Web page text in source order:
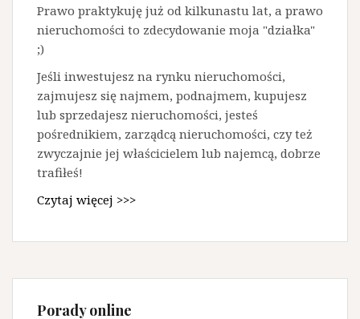
Prawo praktykuję już od kilkunastu lat, a prawo
nieruchomości to zdecydowanie moja "działka"
;)
Jeśli inwestujesz na rynku nieruchomości,
zajmujesz się najmem, podnajmem, kupujesz
lub sprzedajesz nieruchomości, jesteś
pośrednikiem, zarządcą nieruchomości, czy też
zwyczajnie jej właścicielem lub najemcą, dobrze
trafiłeś!
Czytaj więcej >>>
Porady online